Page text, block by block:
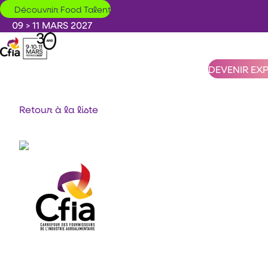
Aller au contenu principal
Découvrir Food Talent
09 > 11 MARS 2027
DEVENIR
Retour à la liste